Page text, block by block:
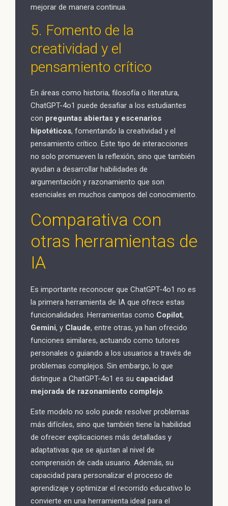
mejorar de manera continua.
5. Fomento de la
creatividad y el
pensamiento crítico
En áreas como historia, filosofía o literatura,
ChatGPT-4o1 puede desafiar a los estudiantes
con preguntas abiertas y escenarios
hipotéticos, fomentando la creatividad y el
pensamiento crítico. Este tipo de interacciones
no solo promueven la reflexión, sino que también
ayudan a desarrollar habilidades de
argumentación y razonamiento que son
esenciales en muchos campos del conocimiento.
Comparativa con
otras herramientas de
IA
Es importante reconocer que ChatGPT-4o1 no es
la primera herramienta de IA que ofrece estas
funcionalidades. Herramientas como Copilot,
Gemini, y Claude, entre otras, ya han ofrecido
funciones similares, actuando como tutores
personales o guiando a los usuarios a través de
problemas complejos. Sin embargo, lo que
distingue a ChatGPT-4o1 es su capacidad
mejorada de razonamiento complejo.
Este modelo no solo puede resolver problemas
más difíciles, sino que también tiene la habilidad
de ofrecer explicaciones más detalladas y
adaptativas que se ajustan al nivel de
comprensión de cada usuario. Además, su
capacidad para personalizar el proceso de
aprendizaje y optimizar el recorrido educativo lo
convierte en una herramienta ideal para el